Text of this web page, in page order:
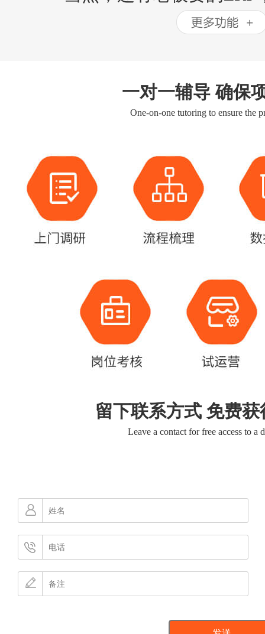
一对一辅导 确保
One-on-one tutoring to ensure the
留下联系方式 免费
Leave a contact for free access to a